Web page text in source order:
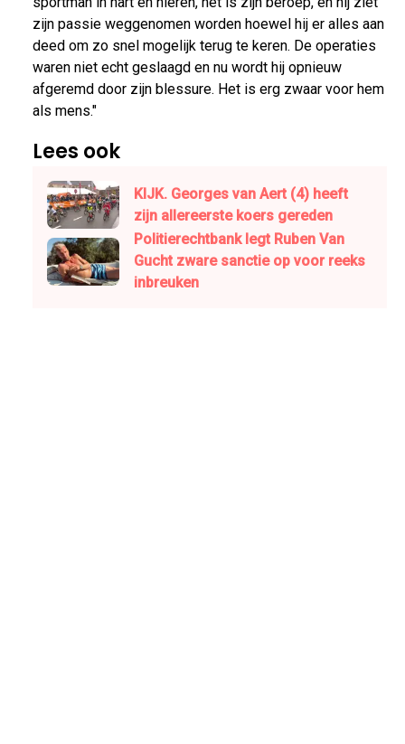
zijn passie weggenomen worden hoewel hij er alles aan
deed om zo snel mogelijk terug te keren. De operaties
waren niet echt geslaagd en nu wordt hij opnieuw
afgeremd door zijn blessure. Het is erg zwaar voor hem
als mens."
Lees ook
KIJK. Georges van Aert (4) heeft
zijn allereerste koers gereden
Politierechtbank legt Ruben Van
Gucht zware sanctie op voor reeks
inbreuken